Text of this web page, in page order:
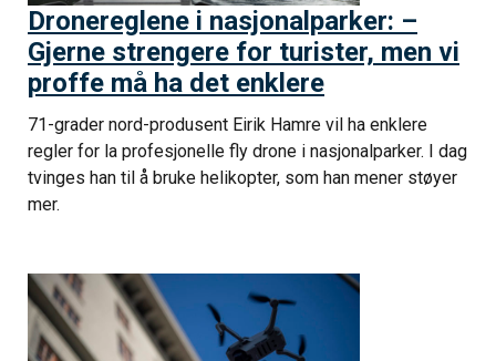
Dronereglene i nasjonalparker: –
Gjerne strengere for turister, men vi
proffe må ha det enklere
71-grader nord-produsent Eirik Hamre vil ha enklere
regler for la profesjonelle fly drone i nasjonalparker. I dag
tvinges han til å bruke helikopter, som han mener støyer
mer.